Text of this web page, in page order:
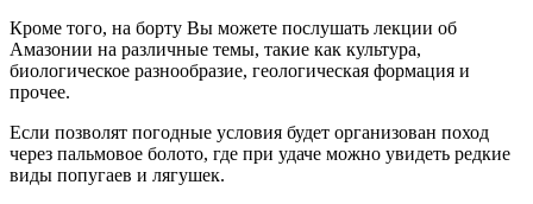
Кроме того, на борту Вы можете послушать лекции об
Амазонии на различные темы, такие как культура,
биологическое разнообразие, геологическая формация и
прочее.
Если позволят погодные условия будет организован поход
через пальмовое болото, где при удаче можно увидеть редкие
виды попугаев и лягушек.